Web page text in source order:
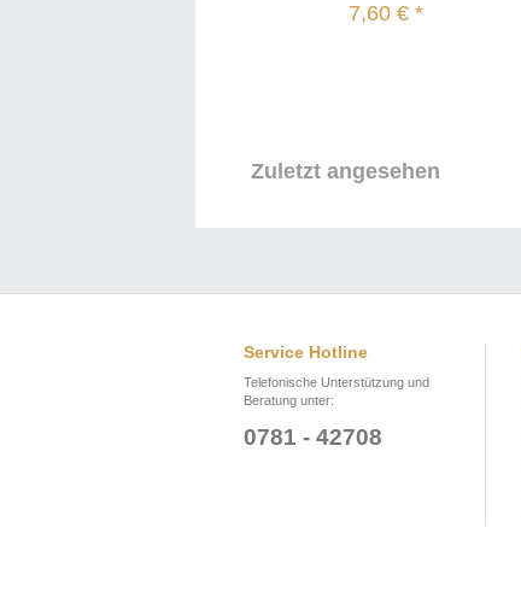
7,60 € *
Zuletzt angesehen
Service Hotline
Telefonische Unterstützung und
Beratung unter:
0781 - 42708